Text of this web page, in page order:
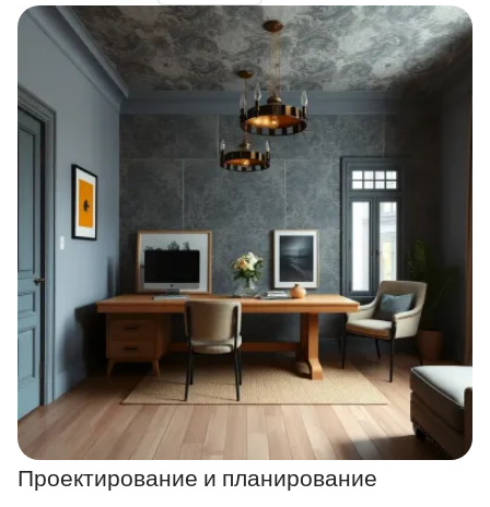
Проектирование и планирование